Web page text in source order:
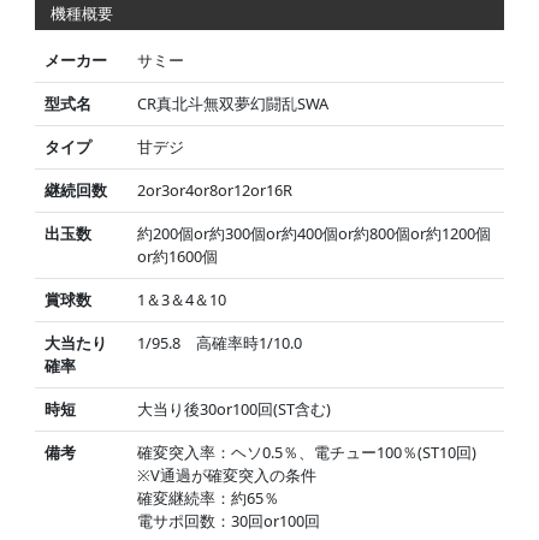
機種概要
メーカー
サミー
型式名
CR真北斗無双夢幻闘乱SWA
タイプ
甘デジ
継続回数
2or3or4or8or12or16R
出玉数
約200個or約300個or約400個or約800個or約1200個
or約1600個
賞球数
1＆3＆4＆10
大当たり
確率
1/95.8 高確率時1/10.0
時短
大当り後30or100回(ST含む)
備考
確変突入率：ヘソ0.5％、電チュー100％(ST10回)
※V通過が確変突入の条件
確変継続率：約65％
電サポ回数：30回or100回